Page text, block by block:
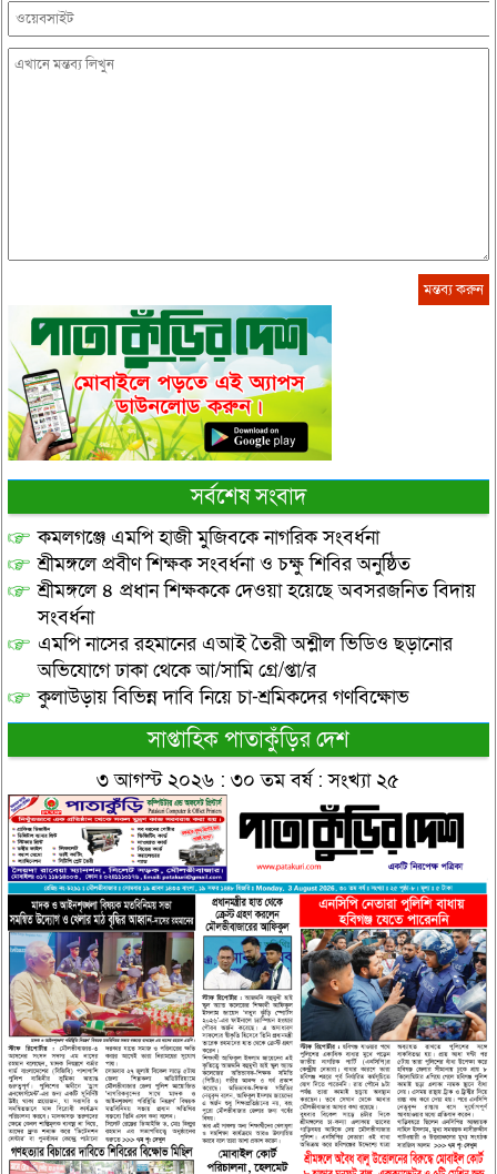
সর্বশেষ সংবাদ
কমলগঞ্জে এমপি হাজী মুজিবকে নাগরিক সংবর্ধনা
শ্রীমঙ্গলে প্রবীণ শিক্ষক সংবর্ধনা ও চক্ষু শিবির অনুষ্ঠিত
শ্রীমঙ্গলে ৪ প্রধান শিক্ষককে দেওয়া হয়েছে অবসরজনিত বিদায়
সংবর্ধনা
এমপি নাসের রহমানের এআই তৈরী অশ্লীল ভিডিও ছড়ানোর
অভিযোগে ঢাকা থেকে আ/সামি গ্রে/প্তা/র
কুলাউড়ায় বিভিন্ন দাবি নিয়ে চা-শ্রমিকদের গণবিক্ষোভ
সাপ্তাহিক পাতাকুঁড়ির দেশ
৩ আগস্ট ২০২৬ : ৩০ তম বর্ষ : সংখ্যা ২৫